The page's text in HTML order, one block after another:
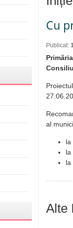
Cu
Publicat:
al
la
la
la
Alte